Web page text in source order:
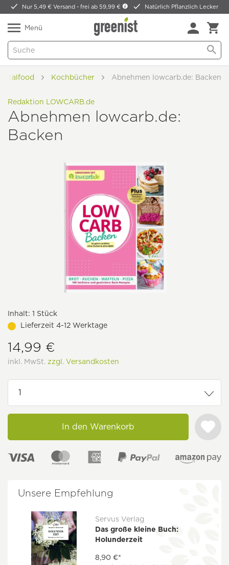
Nur 5,49 € Versand -frei ab 59,99 € Natürlich Pflanzlich Lecker
Menü
Vitalfood Kochbücher Abnehmen lowcarb.de: Backen
Redaktion LOWCARB.de
Abnehmen lowcarb.de:
Backen
Inhalt: 1 Stück
Lieferzeit 4-12 Werktage
14,99 €
inkl. MwSt. zzgl. Versandkosten
In den Warenkorb
Unsere Empfehlung
Servus Verlag
Das große kleine Buch:
Holunderzeit
8,90 €*